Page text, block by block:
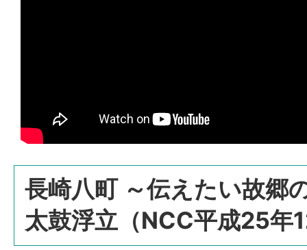
長崎八町 ～伝えたい故郷
太鼓浮立（NCC平成25年